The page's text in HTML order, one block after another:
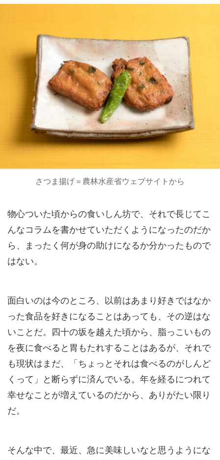
さつま揚げ＝農林水産省ウェブサイトから
物心ついた頃からの食いしん坊で、それで長じてこ
んなコラムを書かせていただくようになったのだか
ら、まったく何が身の助けになるか分かったもので
はない。
面白いのは今のところ、以前はあまり好きではなか
った食品を好きになることはあっても、その逆はな
いことだ。四十の坂を越えた頃から、脂っこいもの
を夜に食べると胃もたれすることはあるが、それで
も現状はまだ、「ちょっとそれは食べるのがしんど
くって」と断らずに済んでいる。年を経るにつれて
幸せなことが増えているのだから、ありがたい限り
だ。
そんな中で、最近、急に美味しいなと思うようにな